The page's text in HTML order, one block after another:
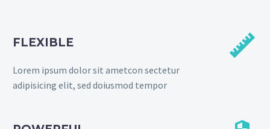
FLEXIBLE
Lorem ipsum dolor sit ametcon sectetur
adipisicing elit, sed doiusmod tempor

